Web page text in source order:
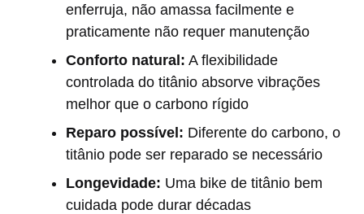
enferruja, não amassa facilmente e
praticamente não requer manutenção
Conforto natural: A flexibilidade
controlada do titânio absorve vibrações
melhor que o carbono rígido
Reparo possível: Diferente do carbono, o
titânio pode ser reparado se necessário
Longevidade: Uma bike de titânio bem
cuidada pode durar décadas